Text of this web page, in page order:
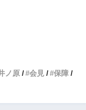
ノ原 会見
保障